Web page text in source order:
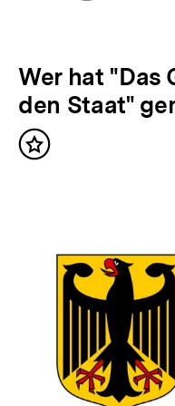
V
o
r
h
Wer hat "Das
den Staat"
Inhalt